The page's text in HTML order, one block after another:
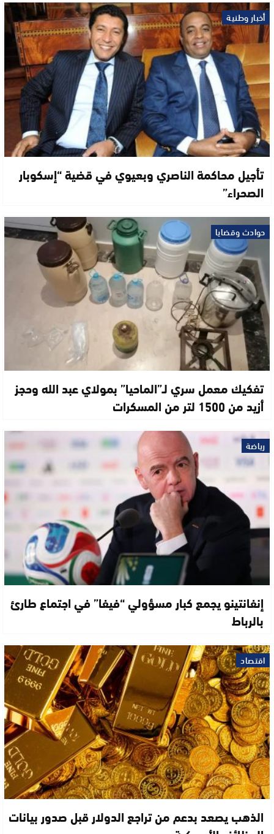
أخبار وطنية
تأجيل محاكمة الناصري وبعيوي في قضية “إسكوبار
الصحراء”
حوادث وقضايا
تفكيك معمل سري لـ”الماحيا” بمولاي عبد الله وحجز
أزيد من 1500 لتر من المسكرات
رياضة
إنفانتينو يجمع كبار مسؤولي “فيفا” في اجتماع طارئ
بالرباط
اقتصاد
الذهب يصعد بدعم من تراجع الدولار قبل صدور بيانات